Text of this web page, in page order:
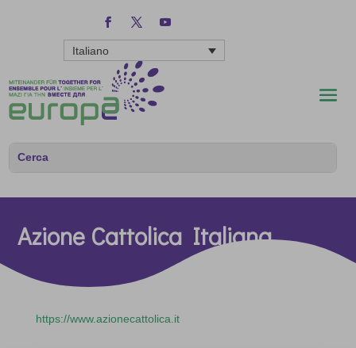
Italiano
Azione Cattolica Italiana
https://www.azionecattolica.it